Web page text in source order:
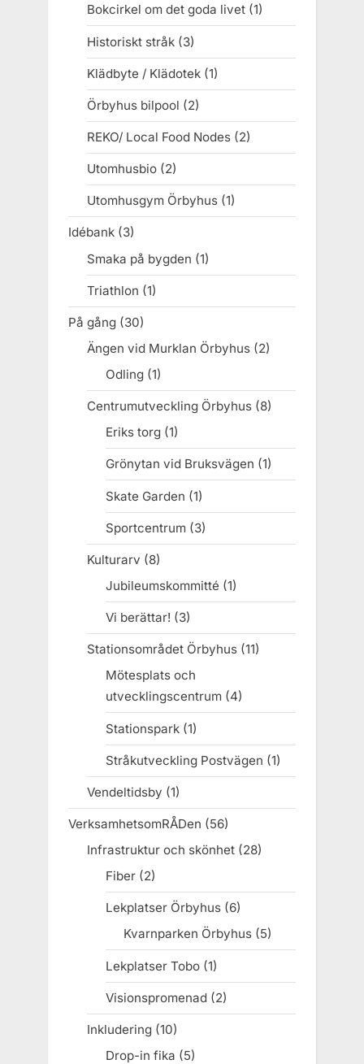
Bokcirkel om det goda livet(1)
Historiskt stråk(3)
Klädbyte / Klädotek(1)
Örbyhus bilpool (2)
REKO/ Local Food Nodes(2)
Utomhusbio(2)
Utomhusgym Örbyhus(1)
Idébank (3)
Smaka på bygden (1)
Triathlon (1)
På gång (30)
Ängen vid Murklan Örbyhus(2)
Odling(1)
Centrumutveckling Örbyhus(8)
Eriks torg(1)
Grönytan vid Bruksvägen (1)
Skate Garden (1)
Sportcentrum(3)
Kulturarv (8)
Jubileumskommitté (1)
Vi berättar! (3)
Stationsområdet Örbyhus(11)
Mötesplats och
utvecklingscentrum(4)
Stationspark(1)
Stråkutveckling Postvägen (1)
Vendeltidsby (1)
VerksamhetsomRÅDen (56)
Infrastruktur och skönhet(28)
Fiber(2)
Lekplatser Örbyhus(6)
Kvarnparken Örbyhus (5)
Lekplatser Tobo(1)
Visionspromenad(2)
Inkludering(10)
Drop-in fika (5)